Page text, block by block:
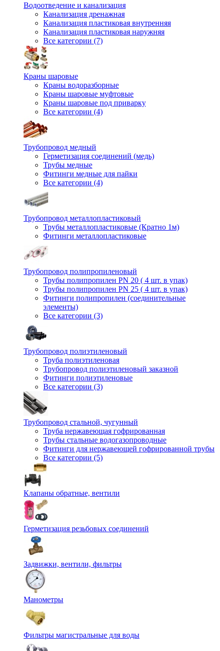
Водоотведение и канализация
Канализация дренажная
Канализация пластиковая внутренняя
Канализация пластиковая наружняя
Все категории (7)
Краны шаровые
Краны водоразборные
Краны шаровые муфтовые
Краны шаровые под приварку
Все категории (4)
Трубопровод медный
Герметизация соединений (медь)
Трубы медные
Фитинги медные для пайки
Все категории (4)
Трубопровод металлопластиковый
Трубы металлопластиковые (Кратно 1м)
Фитинги металлопластиковые
Трубопровод полипропиленовый
Трубы полипропилен PN 20 ( 4 шт. в упак)
Трубы полипропилен PN 25 ( 4 шт. в упак)
Фитинги полипропилен (cоединительные
элементы)
Все категории (3)
Трубопровод полиэтиленовый
Труба полиэтиленовая
Трубопровод полиэтиленовый заказной
Фитинги полиэтиленовые
Все категории (3)
Трубопровод стальной, чугунный
Труба нержавеющая гофрированная
Трубы стальные водогазопроводные
Фитинги для нержавеющей гофрированной трубы
Все категории (5)
Клапаны обратные, вентили
Герметизация резьбовых соединений
Задвижки, вентили, фильтры
Манометры
Фильтры магистральные для воды